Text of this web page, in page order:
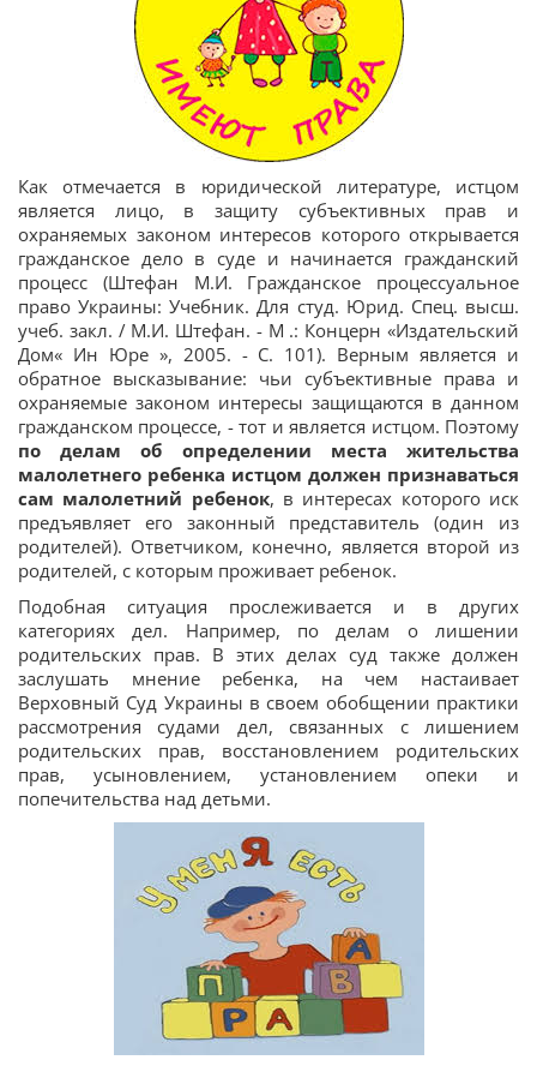
Как отмечается в юридической литературе, истцом
является лицо, в защиту субъективных прав и
охраняемых законом интересов которого открывается
гражданское дело в суде и начинается гражданский
процесс (Штефан М.И. Гражданское процессуальное
право Украины: Учебник. Для студ. Юрид. Спец. высш.
учеб. закл. / М.И. Штефан. - М .: Концерн «Издательский
Дом« Ин Юре », 2005. - С. 101). Верным является и
обратное высказывание: чьи субъективные права и
охраняемые законом интересы защищаются в данном
гражданском процессе, - тот и является истцом. Поэтому
по делам об определении места жительства
малолетнего ребенка истцом должен признаваться
сам малолетний ребенок, в интересах которого иск
предъявляет его законный представитель (один из
родителей). Ответчиком, конечно, является второй из
родителей, с которым проживает ребенок.
Подобная ситуация прослеживается и в других
категориях дел. Например, по делам о лишении
родительских прав. В этих делах суд также должен
заслушать мнение ребенка, на чем настаивает
Верховный Суд Украины в своем обобщении практики
рассмотрения судами дел, связанных с лишением
родительских прав, восстановлением родительских
прав, усыновлением, установлением опеки и
попечительства над детьми.